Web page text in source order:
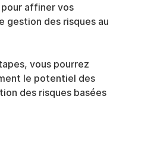
pour affiner vos
gestion des risques au
vous pourrez
le potentiel des
des risques basées